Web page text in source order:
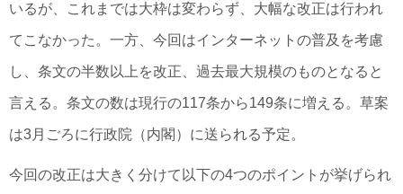
いるが、これまでは大枠は変わらず、大幅な改正は行われ
てこなかった。一方、今回はインターネットの普及を考慮
し、条文の半数以上を改正、過去最大規模のものとなると
言える。条文の数は現行の117条から149条に増える。草案
は3月ごろに行政院（内閣）に送られる予定。
今回の改正は大きく分けて以下の4つのポイントが挙げられ